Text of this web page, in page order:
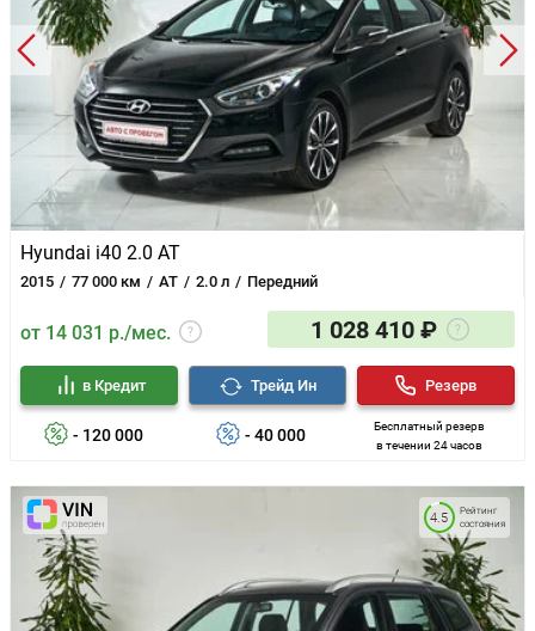
Hyundai i40 2.0 AT
2015 77 000 км AT 2.0 л Передний
от 14 031 р./мес. 1 028 410 ₽
- 120 000
в Кредит
- 40 000
Трейд Ин
Бесплатный резерв
в течении 24 часов
Резерв
Рейтинг
состояния
4.5